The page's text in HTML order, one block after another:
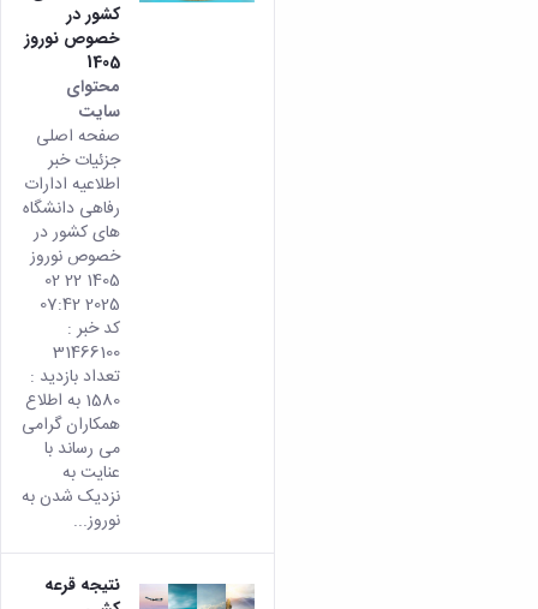
کشور در
خصوص نوروز
1405
محتوای
سایت
صفحه اصلی
جزئیات خبر
اطلاعیه ادارات
رفاهی دانشگاه
های کشور در
خصوص نوروز
1405 22 02
2025 07:42
کد خبر :
31466100
تعداد بازدید :
1580 به اطلاع
همکاران گرامی
می رساند با
عنایت به
نزدیک شدن به
نوروز...
نتیجه قرعه